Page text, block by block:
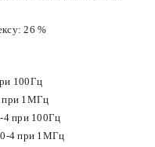
26 %
100Гц
при 1МГц
4 при 100Гц
4 при 1МГц